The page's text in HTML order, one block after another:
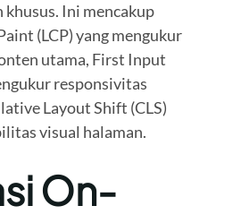
Ini mencakup
(LCP) yang mengukur
utama, First Input
responsivitas
Layout Shift (CLS)
visual halaman.
On-